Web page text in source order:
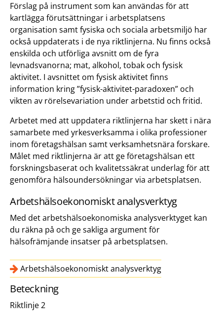
Förslag på instrument som kan användas för att
kartlägga förutsättningar i arbetsplatsens
organisation samt fysiska och sociala arbetsmiljö har
också uppdaterats i de nya riktlinjerna. Nu finns också
enskilda och utförliga avsnitt om de fyra
levnadsvanorna; mat, alkohol, tobak och fysisk
aktivitet. I avsnittet om fysisk aktivitet finns
information kring ”fysisk-aktivitet-paradoxen” och
vikten av rörelsevariation under arbetstid och fritid.
Arbetet med att uppdatera riktlinjerna har skett i nära
samarbete med yrkesverksamma i olika professioner
inom företagshälsan samt verksamhetsnära forskare.
Målet med riktlinjerna är att ge företagshälsan ett
forskningsbaserat och kvalitetssäkrat underlag för att
genomföra hälsoundersökningar via arbetsplatsen.
Arbetshälsoekonomiskt analysverktyg
Med det arbetshälsoekonomiska analysverktyget kan
du räkna på och ge sakliga argument för
hälsofrämjande insatser på arbetsplatsen.
Arbetshälsoekonomiskt analysverktyg
Beteckning
Riktlinje 2